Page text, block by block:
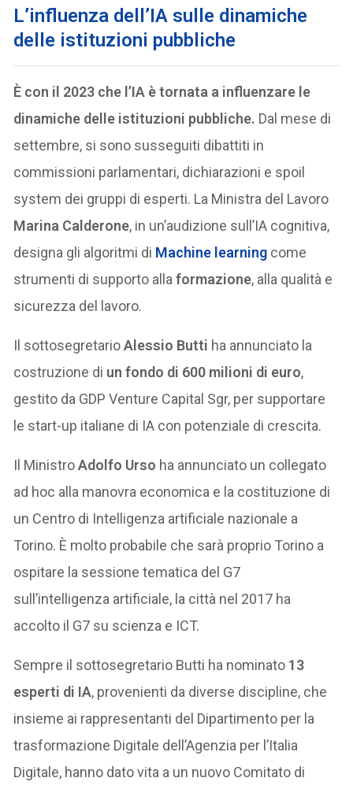
L’influenza dell’IA sulle dinamiche
delle istituzioni pubbliche
È con il 2023 che l’IA è tornata a influenzare le
dinamiche delle istituzioni pubbliche. Dal mese di
settembre, si sono susseguiti dibattiti in
commissioni parlamentari, dichiarazioni e spoil
system dei gruppi di esperti. La Ministra del Lavoro
Marina Calderone, in un’audizione sull’IA cognitiva,
designa gli algoritmi di Machine learning come
strumenti di supporto allaformazione, alla qualità e
sicurezza del lavoro.
Il sottosegretarioAlessio Butti ha annunciato la
costruzione di un fondo di 600 milioni di euro,
gestito da GDP Venture Capital Sgr, per supportare
le start-up italiane di IA con potenziale di crescita.
Il MinistroAdolfo Urso ha annunciato un collegato
ad hoc alla manovra economica e la costituzione di
un Centro di Intelligenza artificiale nazionale a
Torino. È molto probabile che sarà proprio Torino a
ospitare la sessione tematica del G7
sull’intelligenza artificiale, la città nel 2017 ha
accolto il G7 su scienza e ICT.
Sempre il sottosegretario Butti ha nominato 13
esperti di IA, provenienti da diverse discipline, che
insieme ai rappresentanti del Dipartimento per la
trasformazione Digitale dell’Agenzia per l’Italia
Digitale, hanno dato vita a un nuovo Comitato di